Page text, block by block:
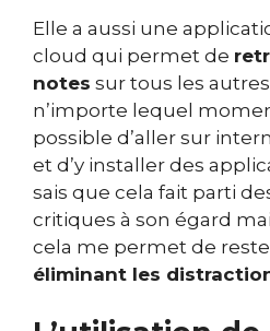
Elle a aussi une
cloud qui permet de
notes sur tous les
n’importe lequel
possible d’aller sur
et d’y installer des
sais que cela fait parti
critiques à son égard
cela me permet de
éliminant les